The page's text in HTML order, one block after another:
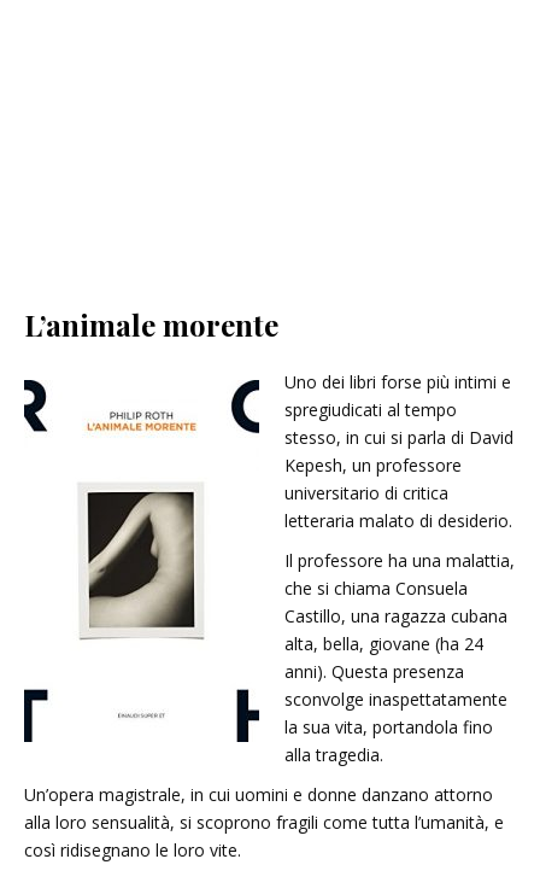
L’animale morente
Uno dei libri forse più intimi e
spregiudicati al tempo
stesso, in cui si parla di David
Kepesh, un professore
universitario di critica
letteraria malato di desiderio.
Il professore ha una malattia,
che si chiama Consuela
Castillo, una ragazza cubana
alta, bella, giovane (ha 24
anni). Questa presenza
sconvolge inaspettatamente
la sua vita, portandola fino
alla tragedia.
Un’opera magistrale, in cui uomini e donne danzano attorno
alla loro sensualità, si scoprono fragili come tutta l’umanità, e
così ridisegnano le loro vite.